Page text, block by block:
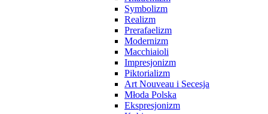
Symbolizm
Realizm
Prerafaelizm
Modernizm
Macchiaioli
Impresjonizm
Piktorializm
Art Nouveau i Secesja
Młoda Polska
Ekspresjonizm